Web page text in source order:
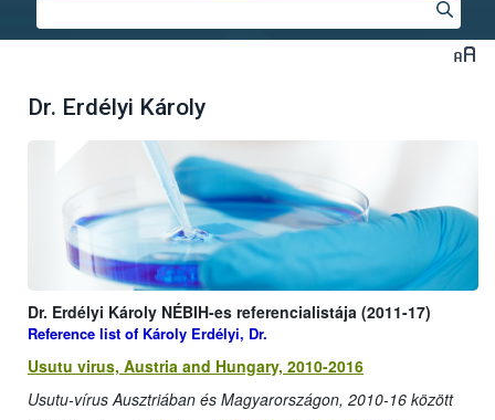
Dr. Erdélyi Károly
Dr. Erdélyi Károly NÉBIH-es referencialistája (2011-17)
Reference list of Károly Erdélyi, Dr.
Usutu virus, Austria and Hungary, 2010-2016
Usutu-vírus Ausztriában és Magyarországon, 2010-16 között